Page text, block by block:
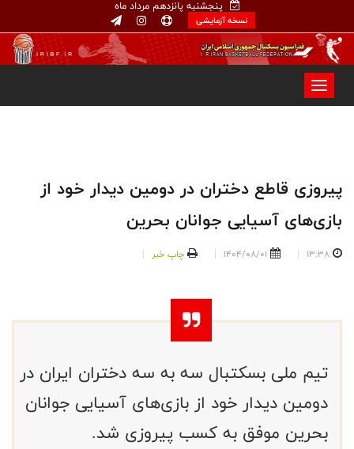
پنجشنبه پانزدهم مرداد ماه
نسخه آزمایشی
پیروزی قاطع دختران در دومین دیدار خود از
بازی‌های آسیایی جوانان بحرین
13:38
1404/08/01 چاپ خبر
تیم ملی بسکتبال سه به سه دختران ایران در
دومین دیدار خود از بازی‌های آسیایی جوانان
بحرین موفق به کسب پیروزی شد.